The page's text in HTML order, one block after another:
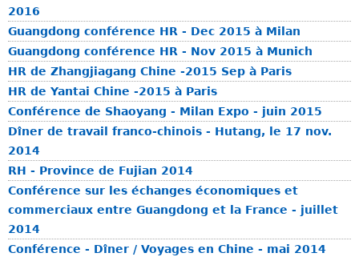
g
d
o
n
g
i
h
a
o
o
n
o
m
i
q
u
e
d
e
l
p
2016
Guangdong conférence HR - Dec 2015 à Milan
Guangdong conférence HR - Nov 2015 à Munich
HR de Zhangjiagang Chine -2015 Sep à Paris
HR de Yantai Chine -2015 à Paris
Conférence de Shaoyang - Milan Expo - juin 2015
Dîner de travail franco-chinois - Hutang, le 17 nov.
2014
RH - Province de Fujian 2014
Conférence sur les échanges économiques et
commerciaux entre Guangdong et la France - juillet
2014
Conférence - Dîner / Voyages en Chine - mai 2014